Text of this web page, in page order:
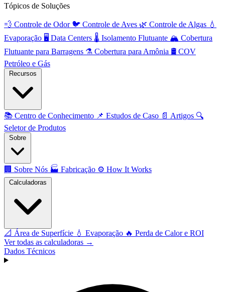
Tópicos de Soluções
💨 Controle de Odor 🐦 Controle de Aves 🌿 Controle de Algas 💧
Evaporação 🖥️ Data Centers 🌡️ Isolamento Flutuante 🏔️ Cobertura
Flutuante para Barragens ⚗️ Cobertura para Amônia 🛢️ COV
Petróleo e Gás
📚 Centro de Conhecimento 📌 Estudos de Caso 📄 Artigos 🔍
Seletor de Produtos
🏢 Sobre Nós 🏭 Fabricação ⚙️ How It Works
📐 Área de Superfície 💧 Evaporação 🔥 Perda de Calor e ROI
Ver todas as calculadoras →
Dados Técnicos